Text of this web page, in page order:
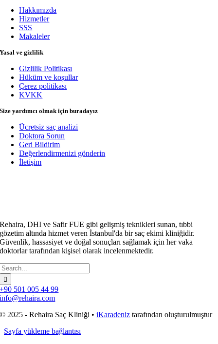
Hakkımızda
Hizmetler
SSS
Makaleler
Yasal ve gizlilik
Gizlilik Politikası
Hüküm ve koşullar
Çerez politikası
KVKK
Size yardımcı olmak için buradayız
Ücretsiz saç analizi
Doktora Sorun
Geri Bildirim
Değerlendirmenizi gönderin
İletişim
Rehaira, DHI ve Safir FUE gibi gelişmiş teknikleri sunan, tıbbi
gözetim altında hizmet veren İstanbul'da bir saç ekimi kliniğidir.
Güvenlik, hassasiyet ve doğal sonuçları sağlamak için her vaka
doktorlar tarafından kişisel olarak incelenmektedir.
+90 501 005 44 99
info@rehaira.com
© 2025 - Rehaira Saç Kliniği •iKaradeniz tarafından oluşturulmuştur
Sayfa yükleme bağlantısı